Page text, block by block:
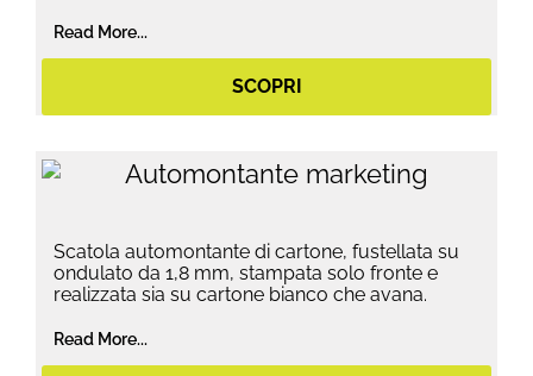
Read More...
SCOPRI
Scatola automontante di cartone, fustellata su
ondulato da 1,8 mm, stampata solo fronte e
realizzata sia su cartone bianco che avana.
Read More...